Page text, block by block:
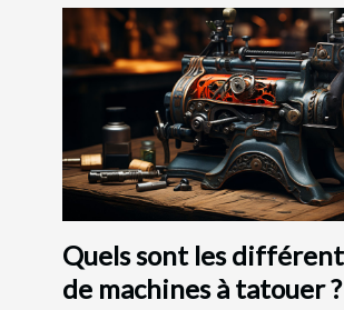
Quels sont les
de machines à tatouer ?